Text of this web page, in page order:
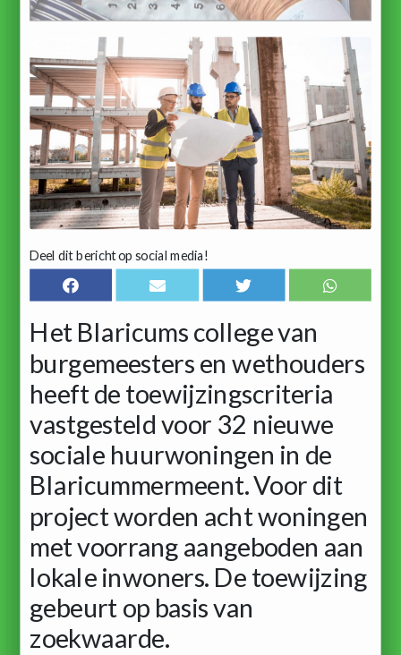
Deel dit bericht op social media!
Het Blaricums college van
burgemeesters en wethouders
heeft de toewijzingscriteria
vastgesteld voor 32 nieuwe
sociale huurwoningen in de
Blaricummermeent. Voor dit
project worden acht woningen
met voorrang aangeboden aan
lokale inwoners. De toewijzing
gebeurt op basis van
zoekwaarde.